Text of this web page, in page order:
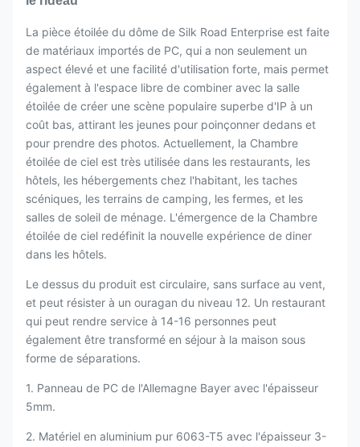
La pièce étoilée du dôme de Silk Road Enterprise est faite
de matériaux importés de PC, qui a non seulement un
aspect élevé et une facilité d'utilisation forte, mais permet
également à l'espace libre de combiner avec la salle
étoilée de créer une scène populaire superbe d'IP à un
coût bas, attirant les jeunes pour poinçonner dedans et
pour prendre des photos. Actuellement, la Chambre
étoilée de ciel est très utilisée dans les restaurants, les
hôtels, les hébergements chez l'habitant, les taches
scéniques, les terrains de camping, les fermes, et les
salles de soleil de ménage. L'émergence de la Chambre
étoilée de ciel redéfinit la nouvelle expérience de diner
dans les hôtels.
Le dessus du produit est circulaire, sans surface au vent,
et peut résister à un ouragan du niveau 12. Un restaurant
qui peut rendre service à 14-16 personnes peut
également être transformé en séjour à la maison sous
forme de séparations.
1. Panneau de PC de l'Allemagne Bayer avec l'épaisseur
5mm.
2. Matériel en aluminium pur 6063-T5 avec l'épaisseur 3-